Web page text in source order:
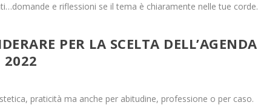
e riflessioni se il tema è chiaramente nelle tue corde.
PER LA SCELTA DELL’AGENDA
2022
praticità ma anche per abitudine, professione o per caso.